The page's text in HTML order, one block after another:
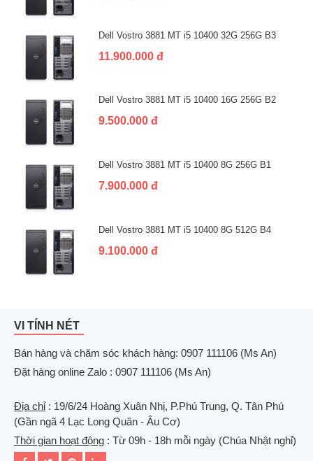
Dell Vostro 3881 MT i5 10400 32G 256G B3
11.900.000 đ
Dell Vostro 3881 MT i5 10400 16G 256G B2
9.500.000 đ
Dell Vostro 3881 MT i5 10400 8G 256G B1
7.900.000 đ
Dell Vostro 3881 MT i5 10400 8G 512G B4
9.100.000 đ
VI TÍNH NÉT
Bán hàng và chăm sóc khách hàng: 0907 111106 (Ms An)
Đặt hàng online Zalo : 0907 111106 (Ms An)
Địa chỉ: 19/6/24 Hoàng Xuân Nhị, P.Phú Trung, Q. Tân Phú
(Gần ngã 4 Lạc Long Quân - Âu Cơ)
Thời gian hoạt động : Từ 09h - 18h mỗi ngày (Chúa Nhật nghỉ)